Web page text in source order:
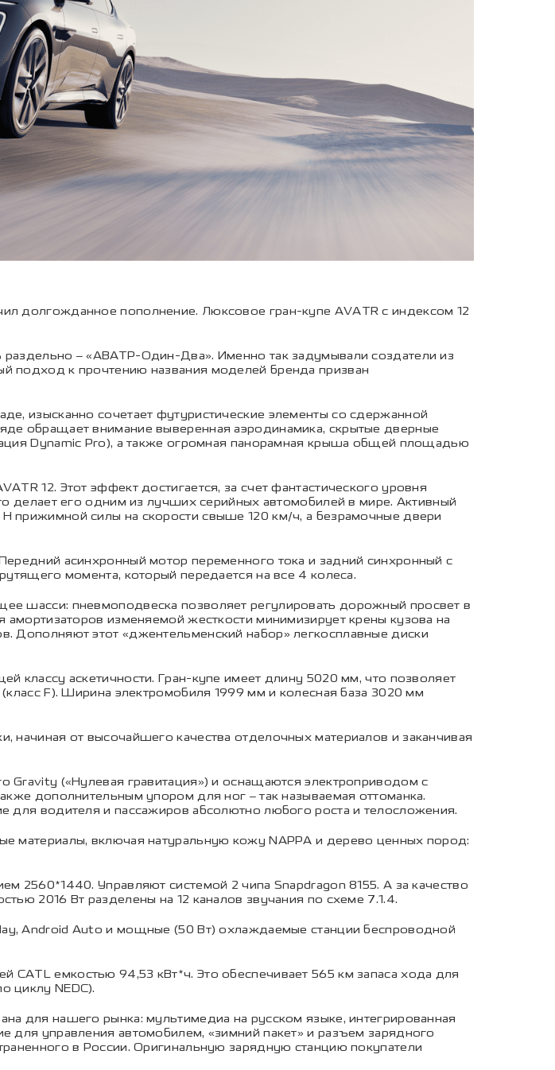
долгожданное пополнение. Люксовое гран-купе AVATR с индексом 12
– «АВАТР-Один-Два». Именно так задумывали создатели из
подход к прочтению названия моделей бренда призван
изысканно сочетает футуристические элементы со сдержанной
обращает внимание выверенная аэродинамика, скрытые дверные
Dynamic Pro), а также огромная панорамная крыша общей площадью
12. Этот эффект достигается, за счет фантастического уровня
делает его одним из лучших серийных автомобилей в мире. Активный
прижимной силы на скорости свыше 120 км/ч, а безрамочные двери
асинхронный мотор переменного тока и задний синхронный с
момента, который передается на все 4 колеса.
шасси: пневмоподвеска позволяет регулировать дорожный просвет в
изменяемой жесткости минимизирует крены кузова на
Дополняют этот «джентельменский набор» легкосплавные диски
классу аскетичности. Гран-купе имеет длину 5020 мм, что позволяет
F). Ширина электромобиля 1999 мм и колесная база 3020 мм
от высочайшего качества отделочных материалов и заканчивая
(«Нулевая гравитация») и оснащаются электроприводом с
дополнительным упором для ног – так называемая оттоманка.
для водителя и пассажиров абсолютно любого роста и телосложения.
материалы, включая натуральную кожу NAPPA и дерево ценных пород:
2560*1440. Управляют системой 2 чипа Snapdragon 8155. А за качество
2016 Вт разделены на 12 каналов звучания по схеме 7.1.4.
Android Auto и мощные (50 Вт) охлаждаемые станции беспроводной
CATL емкостью 94,53 кВт*ч. Это обеспечивает 565 км запаса хода для
циклу NEDC).
для нашего рынка: мультимедиа на русском языке, интегрированная
для управления автомобилем, «зимний пакет» и разъем зарядного
в России. Оригинальную зарядную станцию покупатели